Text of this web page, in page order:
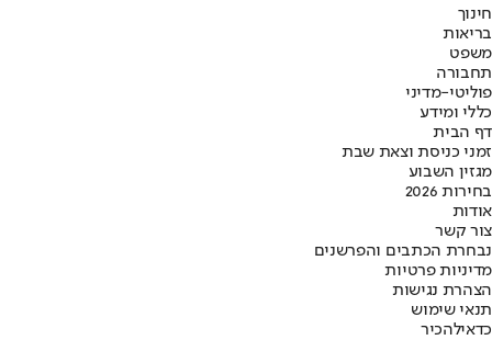
חינוך
בריאות
משפט
תחבורה
פוליטי-מדיני
כללי ומידע
דף הבית
זמני כניסת וצאת שבת
מגזין השבוע
בחירות 2026
אודות
צור קשר
נבחרת הכתבים והפרשנים
מדיניות פרטיות
הצהרת נגישות
תנאי שימוש
כדאילהכיר